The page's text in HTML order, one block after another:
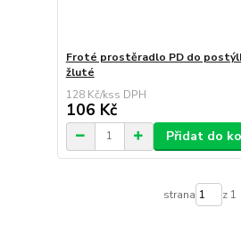
Froté prostěradlo PD do
žluté
128 Kč/ks
106 Kč
Přidat do
strana z 1